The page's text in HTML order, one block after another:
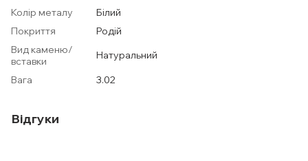
Колір металу
Білий
Покриття
Родій
Вид каменю/
вставки
Натуральний
Вага
3.02
Відгуки